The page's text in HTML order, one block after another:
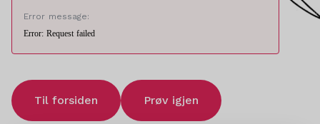
Error message:
Error: Request failed
Til forsiden Prøv igjen